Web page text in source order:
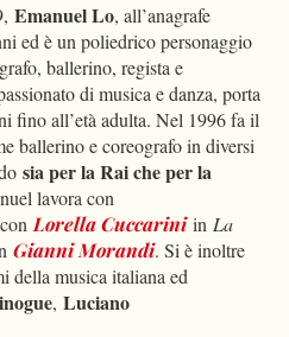
Emanuel Lo, all’anagrafe
ed è un poliedrico personaggio
ballerino, regista e
di musica e danza, porta
fino all’età adulta. Nel 1996 fa il
ballerino e coreografo in diversi
sia per la Rai che per la
lavora con
Lorella Cuccarini in La
Gianni Morandi. Si è inoltre
della musica italiana ed
, Luciano